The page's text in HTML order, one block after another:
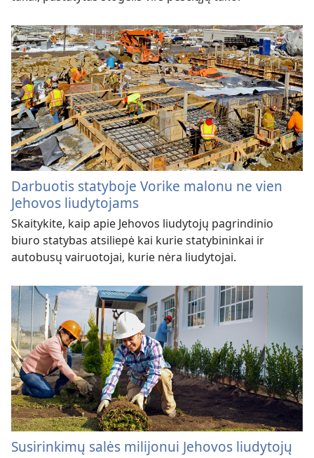
Darbuotis statyboje Vorike malonu ne vien
Jehovos liudytojams
Skaitykite, kaip apie Jehovos liudytojų pagrindinio
biuro statybas atsiliepė kai kurie statybininkai ir
autobusų vairuotojai, kurie nėra liudytojai.
Susirinkimų salės milijonui Jehovos liudytojų